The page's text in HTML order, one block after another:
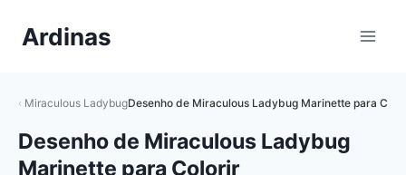
paraArdinas
Miraculous LadybugDesenho de Miraculous Ladybug Marinette para
Desenho de Miraculous Ladybug
Marinette para Colorir